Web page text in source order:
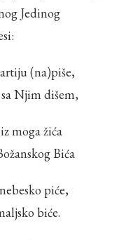
Jedinog
(na)piše,
Njim dišem,
moga žića
Bića
piće,
biće.